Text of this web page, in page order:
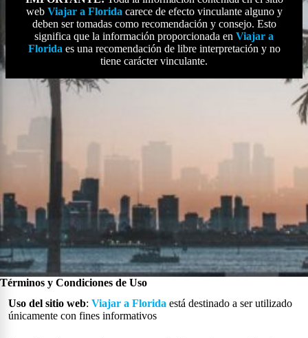
web Viajar a Florida carece de efecto vinculante alguno y
deben ser tomadas como recomendación y consejo. Esto
significa que la información proporcionada en Viajar a
Florida es una recomendación de libre interpretación y no
tiene carácter vinculante.
Términos y Condiciones de Uso
Uso del sitio web: Viajar a Florida está destinado a ser utilizado
únicamente con fines informativos